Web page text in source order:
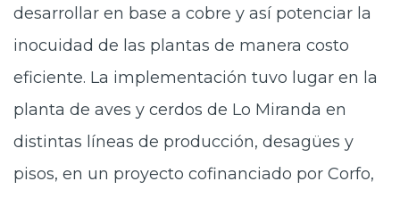
desarrollar en base a cobre y así potenciar la
inocuidad de las plantas de manera costo
eficiente. La implementación tuvo lugar en la
planta de aves y cerdos de Lo Miranda en
distintas líneas de producción, desagües y
pisos, en un proyecto cofinanciado por Corfo,